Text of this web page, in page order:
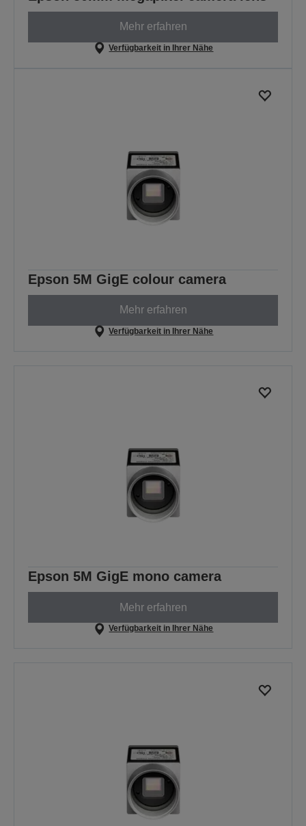
Mehr erfahren
Verfügbarkeit in Ihrer Nähe
Epson 5M GigE colour camera
Mehr erfahren
Verfügbarkeit in Ihrer Nähe
Epson 5M GigE mono camera
Mehr erfahren
Verfügbarkeit in Ihrer Nähe